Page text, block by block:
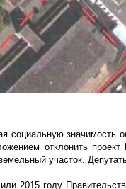
социальную значимость
отклонить
участок.
2015 году